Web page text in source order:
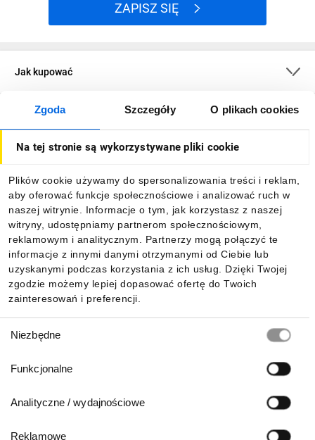
Zgoda Szczegóły O plikach cookies
Na tej stronie są wykorzystywane pliki cookie
Plików cookie używamy do spersonalizowania treści i reklam,
aby oferować funkcje społecznościowe i analizować ruch w
naszej witrynie. Informacje o tym, jak korzystasz z naszej
witryny, udostępniamy partnerom społecznościowym,
reklamowym i analitycznym. Partnerzy mogą połączyć te
informacje z innymi danymi otrzymanymi od Ciebie lub
uzyskanymi podczas korzystania z ich usług. Dzięki Twojej
zgodzie możemy lepiej dopasować ofertę do Twoich
zainteresowań i preferencji.
zgody
Niezbędne
Funkcjonalne
Analityczne / wydajnościowe
Reklamowe
ZAPISZ SIĘ
Jak kupować
O firmie
Informacje
Pobierz naszą aplikację mobilną: